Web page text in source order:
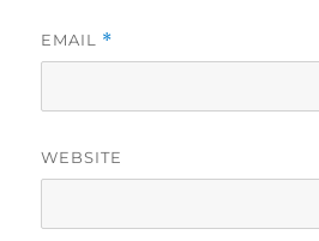
EMAIL *
WEBSITE